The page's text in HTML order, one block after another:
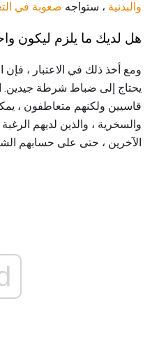
والبدنية ، ستواجه صعوبة في
هل لديك ما يلزم ليكون
ومع أخذ ذلك في الاعتبار ، فإن
يحتاج إلى ضباط شرطة جيدين.
قاسيين ولكنهم متعاطفون ،
والسخرية ، والذين لديهم
الآخرين ، حتى على حسابهم